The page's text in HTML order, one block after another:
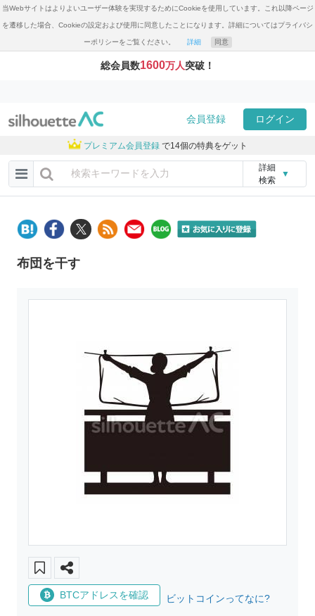
当Webサイトはよりよいユーザー体験を実現するためにCookieを使用しています。これ以降ページ
を遷移した場合、Cookieの設定および使用に同意したことになります。詳細についてはプライバシ
ーポリシーをご覧ください。 詳細 同意
総会員数1600万人突破！
会員登録 ログイン
プレミアム会員登録 で14個の特典をゲット
詳細
検索
▼
布団を干す
BTCアドレスを確認 ビットコインってなに?